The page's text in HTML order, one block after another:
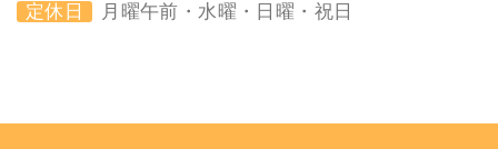
定休日 月曜午前・水曜・日曜・祝日